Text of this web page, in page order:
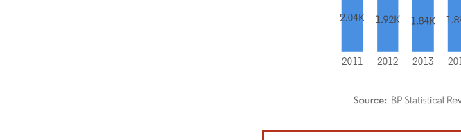
Image © Mordor Intelligence. La réutilisation nécessite